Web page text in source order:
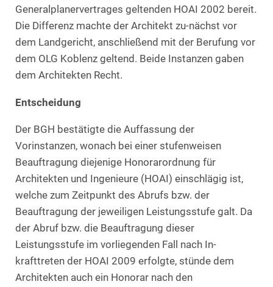
Generalplanervertrages geltenden HOAI 2002 bereit.
Die Differenz machte der Architekt zu-nächst vor
dem Landgericht, anschließend mit der Berufung vor
dem OLG Koblenz geltend. Beide Instanzen gaben
dem Architekten Recht.
Entscheidung
Der BGH bestätigte die Auffassung der
Vorinstanzen, wonach bei einer stufenweisen
Beauftragung diejenige Honorarordnung für
Architekten und Ingenieure (HOAI) einschlägig ist,
welche zum Zeitpunkt des Abrufs bzw. der
Beauftragung der jeweiligen Leistungsstufe galt. Da
der Abruf bzw. die Beauftragung dieser
Leistungsstufe im vorliegenden Fall nach In-
krafttreten der HOAI 2009 erfolgte, stünde dem
Architekten auch ein Honorar nach den